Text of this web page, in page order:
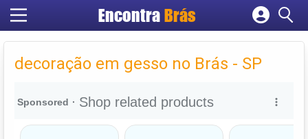
Encontra Brás
Cadastrar empresa
Criar conta
decoração em gesso no Brás - SP